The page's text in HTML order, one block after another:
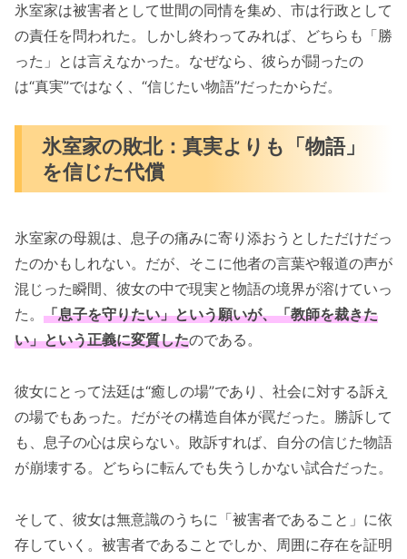
氷室家は被害者として世間の同情を集め、市は行政として
の責任を問われた。しかし終わってみれば、どちらも「勝
った」とは言えなかった。なぜなら、彼らが闘ったの
は“真実”ではなく、“信じたい物語”だったからだ。
氷室家の敗北：真実よりも「物語」
を信じた代償
氷室家の母親は、息子の痛みに寄り添おうとしただけだっ
たのかもしれない。だが、そこに他者の言葉や報道の声が
混じった瞬間、彼女の中で現実と物語の境界が溶けていっ
た。 「息子を守りたい」という願いが、「教師を裁きた
い」という正義に変質したのである。
彼女にとって法廷は“癒しの場”であり、社会に対する訴え
の場でもあった。だがその構造自体が罠だった。勝訴して
も、息子の心は戻らない。敗訴すれば、自分の信じた物語
が崩壊する。どちらに転んでも失うしかない試合だった。
そして、彼女は無意識のうちに「被害者であること」に依
存していく。被害者であることでしか、周囲に存在を証明